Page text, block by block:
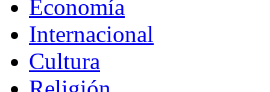
Economía
Internacional
Cultura